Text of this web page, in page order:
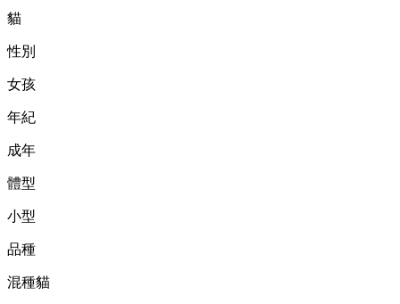
貓
性別
女孩
年紀
成年
體型
小型
品種
混種貓